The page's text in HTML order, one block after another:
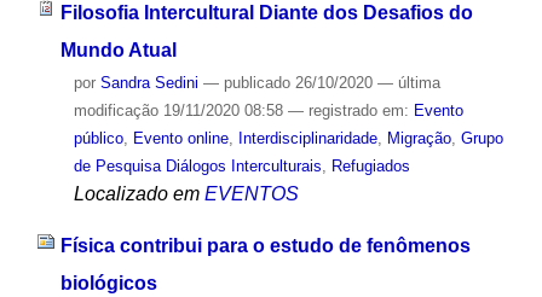
Filosofia Intercultural Diante dos Desafios do
Mundo Atual
por Sandra Sedini — publicado26/10/2020 — última
modificação19/11/2020 08:58 — registrado em: Evento
público, Evento online, Interdisciplinaridade, Migração, Grupo
de Pesquisa Diálogos Interculturais
Refugiados
Localizado em EVENTOS
Física contribui para o estudo de fenômenos
biológicos